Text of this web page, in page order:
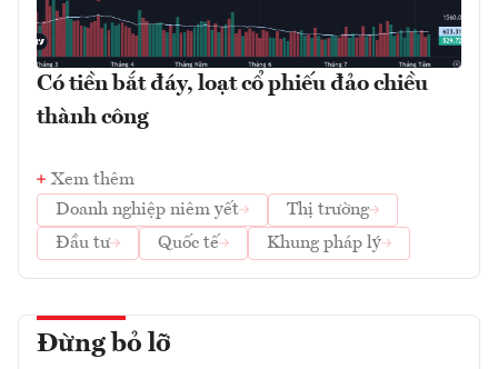
Có tiền bắt đáy, loạt cổ phiếu đảo chiều
thành công
Xem thêm
Doanh nghiệp niêm yết
Thị trường
Đầu tư
Quốc tế Khung pháp lý
Đừng bỏ lỡ